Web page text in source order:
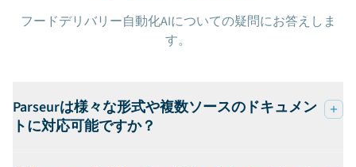
フードデリバリー自動化AIについての疑問にお答えしま
す。
Parseurは様々な形式や複数ソースのドキュメン
トに対応可能ですか？